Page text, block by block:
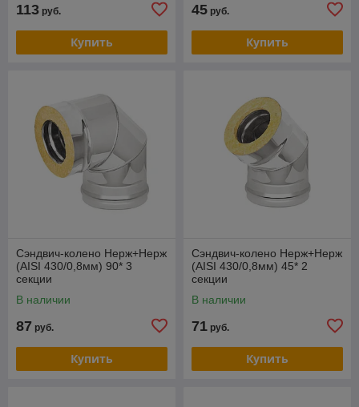
113 руб.
Купить
45 руб.
Купить
Сэндвич-колено Нерж+Нерж
(AISI 430/0,8мм) 90* 3
секции
В наличии
87 руб.
Купить
Сэндвич-колено Нерж+Нерж
(AISI 430/0,8мм) 45* 2
секции
В наличии
71 руб.
Купить